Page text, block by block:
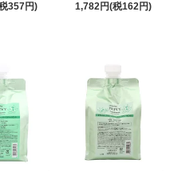
357円)
1,782円(税162円)